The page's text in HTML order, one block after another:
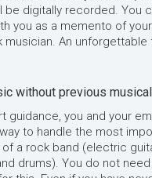
be digitally recorded. You
you as a memento of
musician. An unforgettable
without previous
guidance, you and your
to handle the most
a rock band (electric
drums). You do not